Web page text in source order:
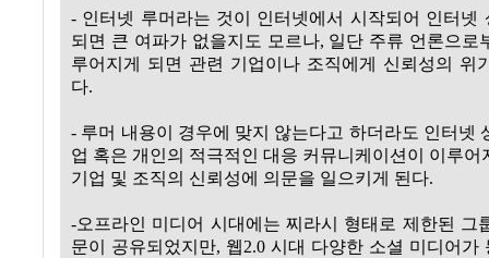
- 인터넷 루머라는 것이 인터넷에서 시작되어 인터넷
되면 큰 여파가 없을지도 모르나, 일단 주류 언론으로
루어지게 되면 관련 기업이나 조직에게 신뢰성의 위
다.
- 루머 내용이 경우에 맞지 않는다고 하더라도 인터넷
업 혹은 개인의 적극적인 대응 커뮤니케이션이 이루어
기업 및 조직의 신뢰성에 의문을 일으키게 된다.
-오프라인 미디어 시대에는 찌라시 형태로 제한된 그
문이 공유되었지만, 웹2.0 시대 다양한 소셜 미디어가